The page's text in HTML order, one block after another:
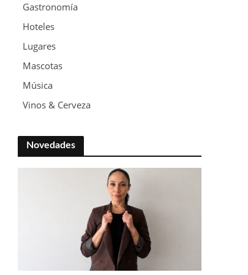
Gastronomía
Hoteles
Lugares
Mascotas
Música
Vinos & Cerveza
Novedades